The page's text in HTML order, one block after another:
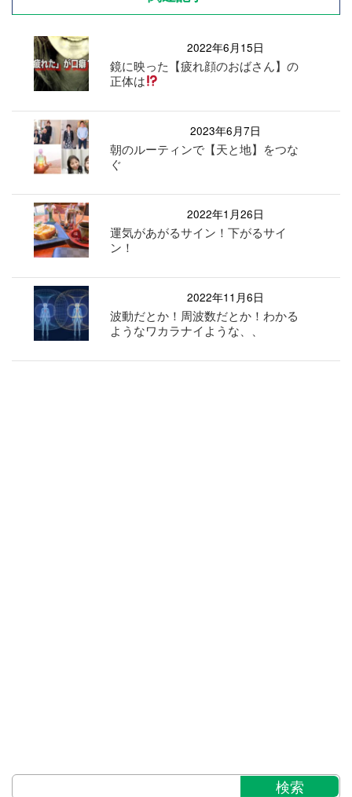
2022年6月15日
鏡に映った【疲れ顔のおばさん】の
正体は
2023年6月7日
朝のルーティンで【天と地】をつな
ぐ
2022年1月26日
運気があがるサイン！下がるサイ
ン！
2022年11月6日
波動だとか！周波数だとか！わかる
ようなワカラナイような、、